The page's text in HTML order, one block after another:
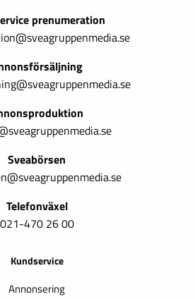
prenumeration
Sveabörsen
Telefonväxel
021-470 26 00
Kundservice
Annonsering